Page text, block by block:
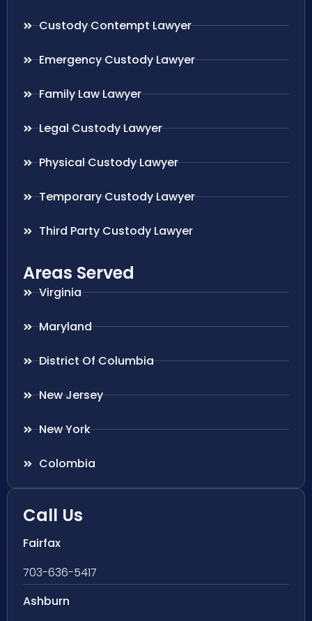
Custody Contempt Lawyer
Emergency Custody Lawyer
Family Law Lawyer
Legal Custody Lawyer
Physical Custody Lawyer
Temporary Custody Lawyer
Third Party Custody Lawyer
Areas Served
Virginia
Maryland
District Of Columbia
New Jersey
New York
Colombia
Call Us
Fairfax
703-636-5417
Ashburn